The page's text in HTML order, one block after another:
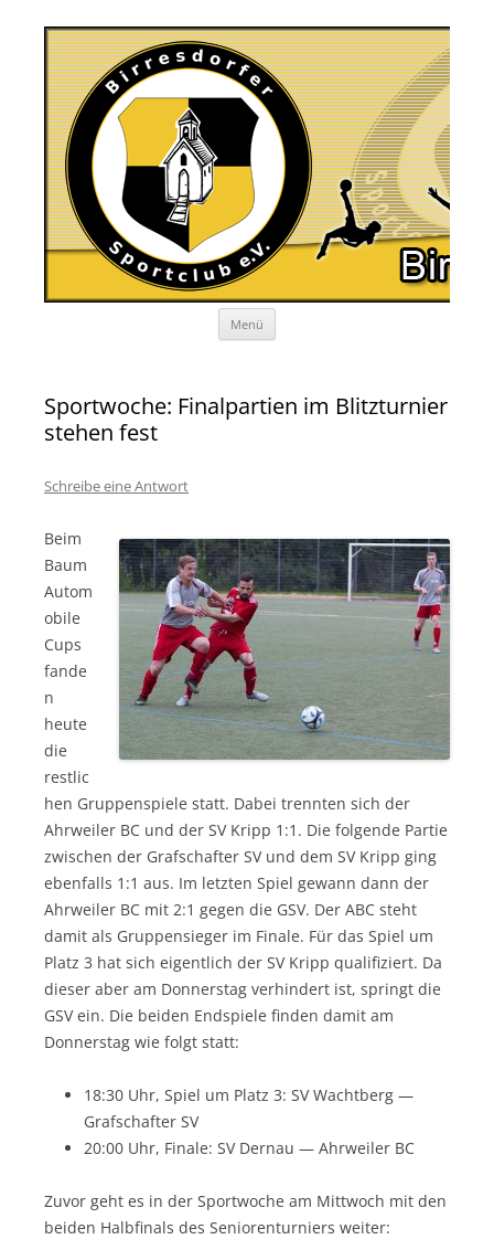
Menü
Sportwoche: Finalpartien im Blitzturnier
stehen fest
Schreibe eine Antwort
Beim
Baum
Autom
obile
Cups
fande
n
heute
die
restlic
hen Gruppenspiele statt. Dabei trennten sich der
Ahrweiler BC und der SV Kripp 1:1. Die folgende Partie
zwischen der Grafschafter SV und dem SV Kripp ging
ebenfalls 1:1 aus. Im letzten Spiel gewann dann der
Ahrweiler BC mit 2:1 gegen die GSV. Der ABC steht
damit als Gruppensieger im Finale. Für das Spiel um
Platz 3 hat sich eigentlich der SV Kripp qualifiziert. Da
dieser aber am Donnerstag verhindert ist, springt die
GSV ein. Die beiden Endspiele finden damit am
Donnerstag wie folgt statt:
18:30 Uhr, Spiel um Platz 3: SV Wachtberg —
Grafschafter SV
20:00 Uhr, Finale: SV Dernau — Ahrweiler BC
Zuvor geht es in der Sportwoche am Mittwoch mit den
beiden Halbfinals des Seniorenturniers weiter: